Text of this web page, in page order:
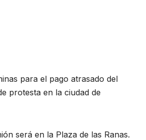
para el pago atrasado del
protesta en la ciudad de
será en la Plaza de las Ranas.